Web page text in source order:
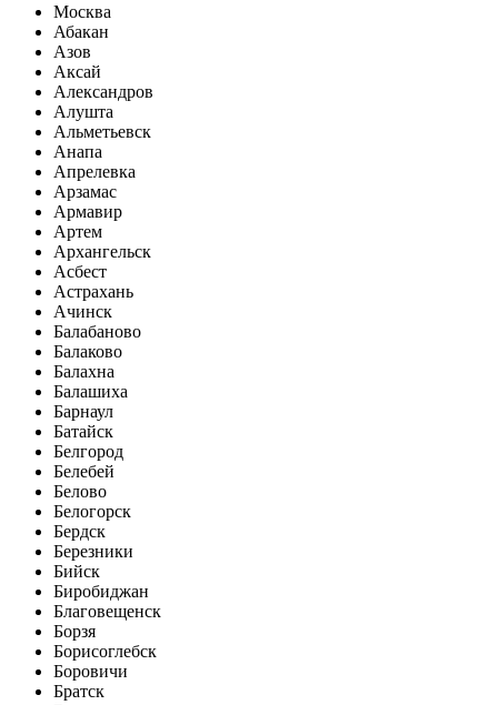
Москва
Абакан
Азов
Аксай
Александров
Алушта
Альметьевск
Анапа
Апрелевка
Арзамас
Армавир
Артем
Архангельск
Асбест
Астрахань
Ачинск
Балабаново
Балаково
Балахна
Балашиха
Барнаул
Батайск
Белгород
Белебей
Белово
Белогорск
Бердск
Березники
Бийск
Биробиджан
Благовещенск
Борзя
Борисоглебск
Боровичи
Братск